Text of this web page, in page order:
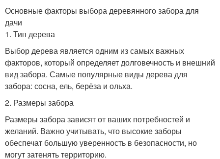
Основные факторы выбора деревянного забора для
дачи
1. Тип дерева
Выбор дерева является одним из самых важных
факторов, который определяет долговечность и внешний
вид забора. Самые популярные виды дерева для
забора: сосна, ель, берёза и ольха.
2. Размеры забора
Размеры забора зависят от ваших потребностей и
желаний. Важно учитывать, что высокие заборы
обеспечат большую уверенность в безопасности, но
могут затенять территорию.